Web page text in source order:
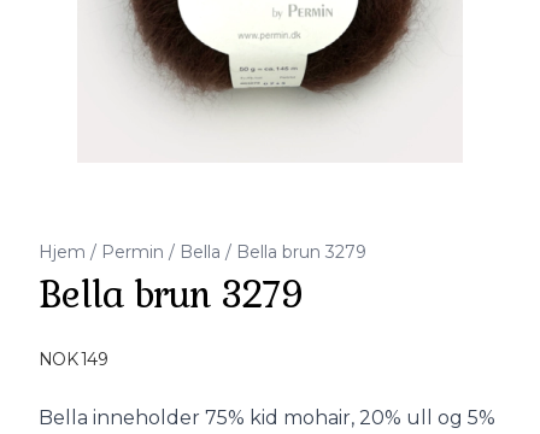
Hjem / Permin / Bella / Bella brun 3279
Bella brun 3279
NOK 149
Description
Bella inneholder 75% kid mohair, 20% ull og 5%